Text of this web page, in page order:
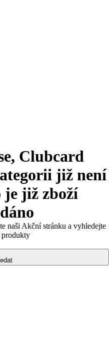
Clubcard
již není
je již zboží
naši Akční stránku a vyhledejte